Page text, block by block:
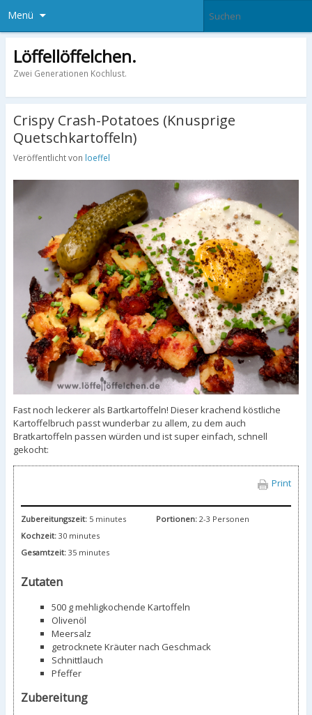
Menü
Löffellöffelchen.
Zwei Generationen Kochlust.
Crispy Crash-Potatoes (Knusprige
Quetschkartoffeln)
Veröffentlicht von loeffel
Fast noch leckerer als Bartkartoffeln! Dieser krachend köstliche
Kartoffelbruch passt wunderbar zu allem, zu dem auch
Bratkartoffeln passen würden und ist super einfach, schnell
gekocht:
Print
Zubereitungszeit: 5 minutes
Kochzeit: 30 minutes
Gesamtzeit: 35 minutes
Portionen: 2-3 Personen
Zutaten
500 g mehligkochende Kartoffeln
Olivenöl
Meersalz
getrocknete Kräuter nach Geschmack
Schnittlauch
Pfeffer
Zubereitung